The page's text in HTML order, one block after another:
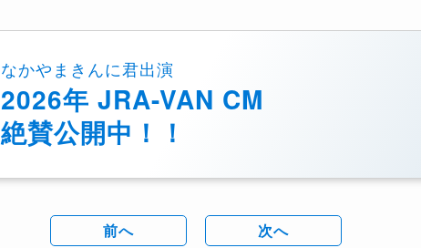
なかやまきんに君出演
2026年 JRA-VAN CM
絶賛公開中！！
前へ 次へ